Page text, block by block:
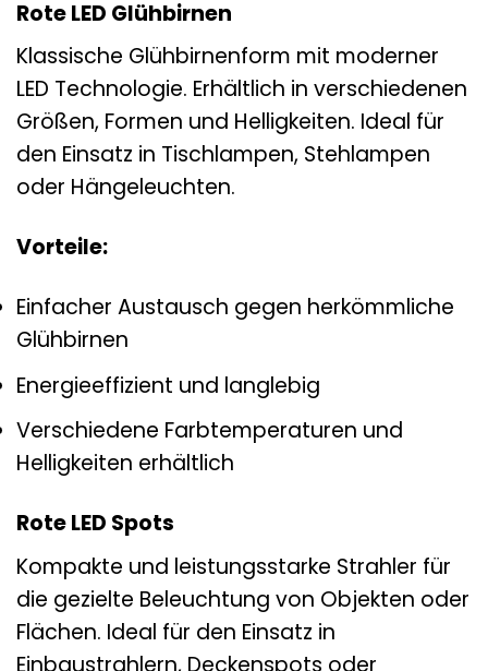
Rote LED Glühbirnen
Klassische Glühbirnenform mit moderner
LED Technologie. Erhältlich in verschiedenen
Größen, Formen und Helligkeiten. Ideal für
den Einsatz in Tischlampen, Stehlampen
oder Hängeleuchten.
Vorteile:
Einfacher Austausch gegen herkömmliche
Glühbirnen
Energieeffizient und langlebig
Verschiedene Farbtemperaturen und
Helligkeiten erhältlich
Rote LED Spots
Kompakte und leistungsstarke Strahler für
die gezielte Beleuchtung von Objekten oder
Flächen. Ideal für den Einsatz in
Einbaustrahlern, Deckenspots oder